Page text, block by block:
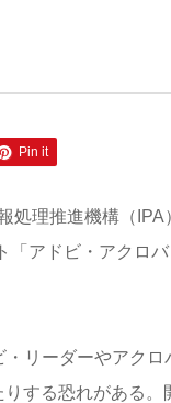
Pin it
理推進機構（
「アドビ・アクロ
リーダーやアク
する恐れがある